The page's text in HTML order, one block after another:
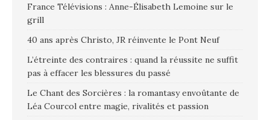
France Télévisions : Anne-Élisabeth Lemoine sur le
grill
40 ans après Christo, JR réinvente le Pont Neuf
L’étreinte des contraires : quand la réussite ne suffit
pas à effacer les blessures du passé
Le Chant des Sorcières : la romantasy envoûtante de
Léa Courcol entre magie, rivalités et passion